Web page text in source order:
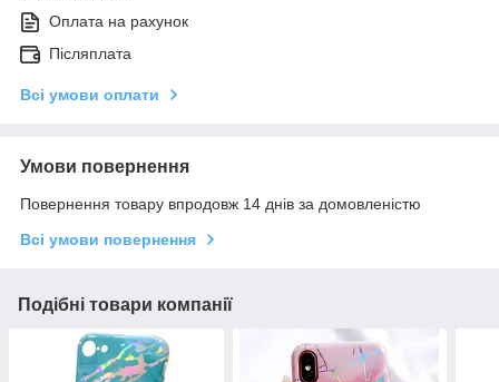
Оплата на рахунок
Післяплата
Всі умови оплати
Умови повернення
Повернення товару впродовж 14 днів за домовленістю
Всі умови повернення
Подібні товари компанії